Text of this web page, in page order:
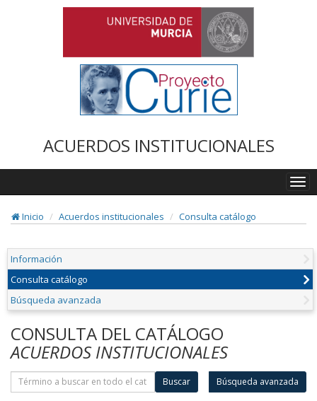
ACUERDOS INSTITUCIONALES
Inicio
Acuerdos institucionales Consulta catálogo
Información
Consulta catálogo
Búsqueda avanzada
CONSULTA DEL CATÁLOGO
ACUERDOS INSTITUCIONALES
Buscar Búsqueda avanzada